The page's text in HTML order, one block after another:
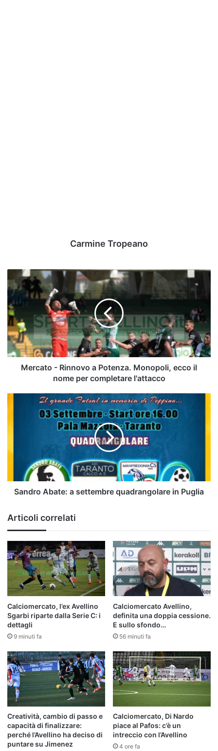
Carmine Tropeano
Mercato
Rinnovo
a
Potenza.
Monopoli,
ecco
nome
Mercato - Rinnovo a Potenza. Monopoli, ecco il
nome per completare l'attacco
Abate:
in
Sandro Abate: a settembre quadrangolare in Puglia
Articoli correlati
Calciomercato, l’ex Avellino
Sgarbi riparte dalla Serie C: i
dettagli
9 minuti fa
Calciomercato Avellino,
definita una doppia cessione.
E sullo sfondo…
56 minuti fa
Creatività, cambio di passo e
capacità di finalizzare:
perché l’Avellino ha deciso di
puntare su Jimenez
Calciomercato, Di Nardo
piace al Pafos: c’è un
intreccio con l’Avellino
4 ore fa